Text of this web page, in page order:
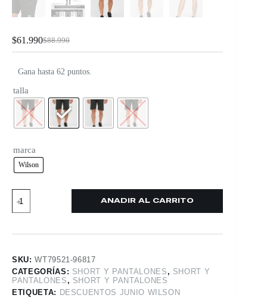
$88.990
$61.990
Gana hasta 62 puntos.
talla
marca
Wilson
AÑADIR AL CARRITO
SKU:WT79521-96817
CATEGORÍAS: SHORT Y PANTALONES , SHORT Y
PANTALONES , SHORT Y PANTALONES
ETIQUETA: DESCUENTOS JUNIO WILSON